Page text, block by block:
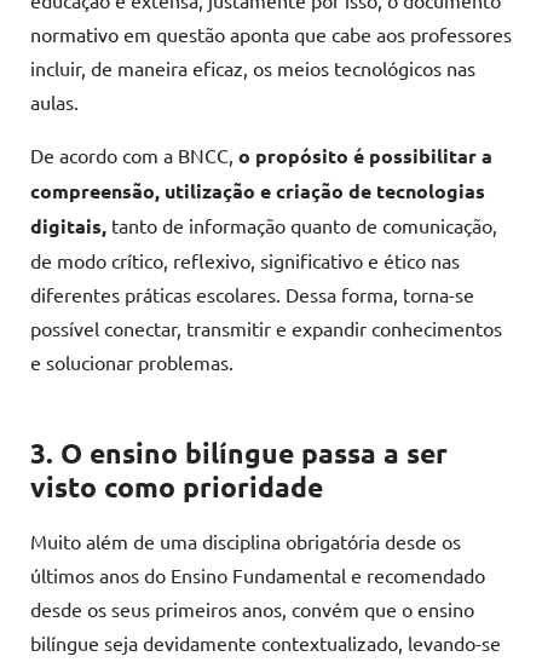
normativo em questão aponta que cabe aos professores
incluir, de maneira eficaz, os meios tecnológicos nas
aulas.
De acordo com a BNCC, o propósito é possibilitar a
compreensão, utilização e criação de tecnologias
digitais, tanto de informação quanto de comunicação,
de modo crítico, reflexivo, significativo e ético nas
diferentes práticas escolares. Dessa forma, torna-se
possível conectar, transmitir e expandir conhecimentos
e solucionar problemas.
3. O ensino bilíngue passa a ser
visto como prioridade
Muito além de uma disciplina obrigatória desde os
últimos anos do Ensino Fundamental e recomendado
desde os seus primeiros anos, convém que o ensino
bilíngue seja devidamente contextualizado, levando-se